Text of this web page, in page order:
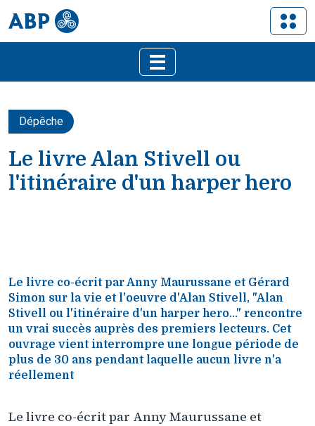
Dépêche
Le livre Alan Stivell ou
l'itinéraire d'un harper hero
Le livre co-écrit par Anny Maurussane et Gérard
Simon sur la vie et l'oeuvre d'Alan Stivell, "Alan
Stivell ou l'itinéraire d'un harper hero..." rencontre
un vrai succès auprès des premiers lecteurs. Cet
ouvrage vient interrompre une longue période de
plus de 30 ans pendant laquelle aucun livre n'a
réellement
Le livre co-écrit par Anny Maurussane et